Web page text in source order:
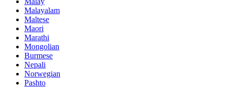
Malayalam
Maltese
Maori
Marathi
Mongolian
Burmese
Nepali
Norwegian
Pashto